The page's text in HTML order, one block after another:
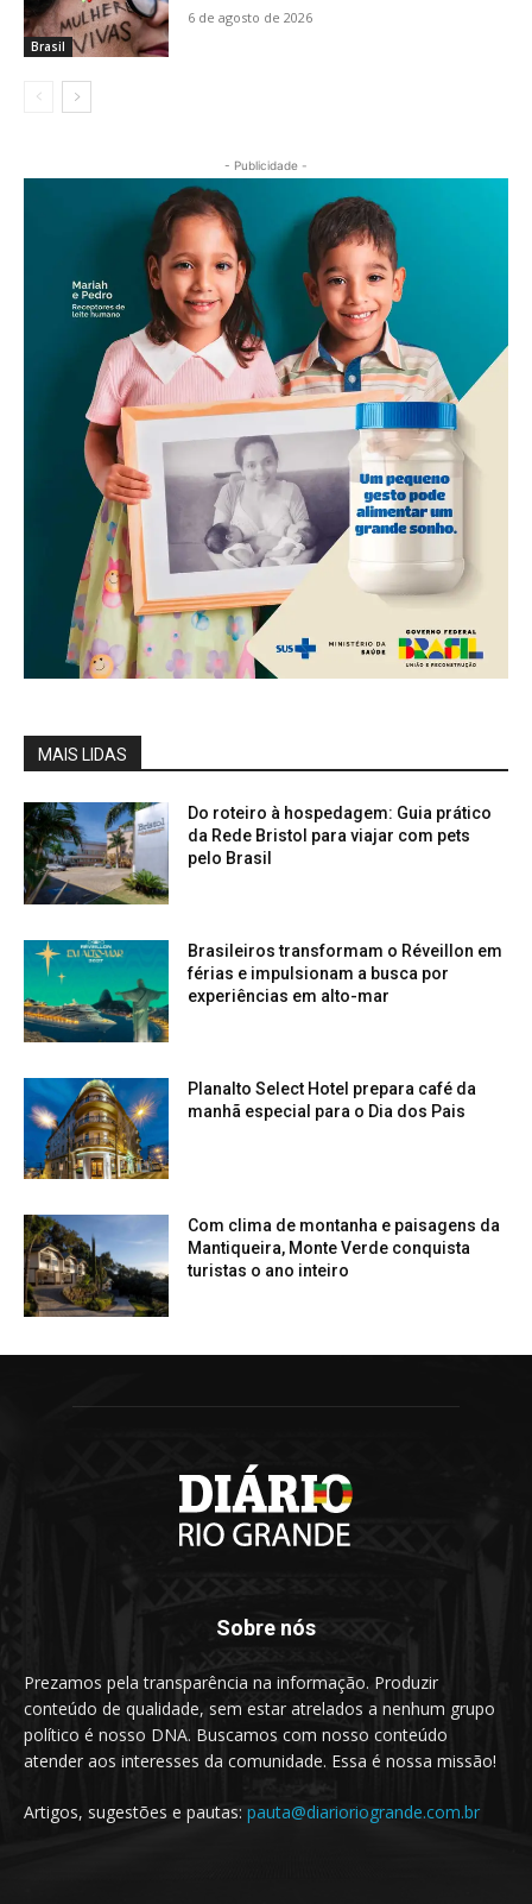
Brasil
6 de agosto de 2026
- Publicidade -
MAIS LIDAS
Do roteiro à hospedagem: Guia prático
da Rede Bristol para viajar com pets
pelo Brasil
Brasileiros transformam o Réveillon em
férias e impulsionam a busca por
experiências em alto-mar
Planalto Select Hotel prepara café da
manhã especial para o Dia dos Pais
Com clima de montanha e paisagens da
Mantiqueira, Monte Verde conquista
turistas o ano inteiro
Sobre nós
Prezamos pela transparência na informação. Produzir
conteúdo de qualidade, sem estar atrelados a nenhum grupo
político é nosso DNA. Buscamos com nosso conteúdo
atender aos interesses da comunidade. Essa é nossa missão!
Artigos, sugestões e pautas: pauta@diarioriogrande.com.br